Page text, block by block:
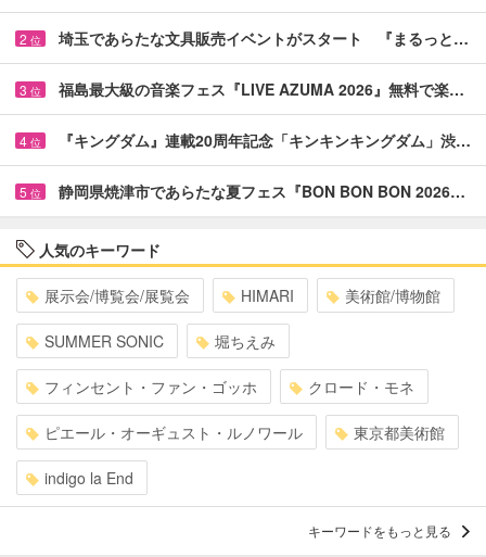
2 位 埼玉であらたな文具販売イベントがスタート 『まるっと…
3 位 福島最大級の音楽フェス『LIVE AZUMA 2026』無料で楽…
4 位 『キングダム』連載20周年記念「キンキンキングダム」渋…
5 位 静岡県焼津市であらたな夏フェス『BON BON BON 2026…
人気のキーワード
展示会/博覧会/展覧会 HIMARI 美術館/博物館
SUMMER SONIC 堀ちえみ
フィンセント・ファン・ゴッホ クロード・モネ
ピエール・オーギュスト・ルノワール 東京都美術館
indigo la End
キーワードをもっと見る